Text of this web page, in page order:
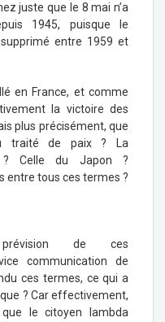
juste que le 8 mai n’a
1945, puisque le
entre 1959 et
en France, et comme
la victoire des
plus précisément, que
traité de paix ? La
? Celle du Japon ?
entre tous ces termes ?
prévision de ces
communication de
ces termes, ce qui a
? Car effectivement,
le citoyen lambda